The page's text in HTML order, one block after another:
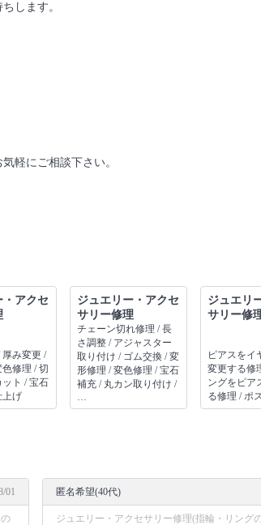
します。
軽にご相談下さい。
・アクセ
み変更 /
修理 / 切
ット / 宝石
上げ
ジュエリー・アクセ
サリー修理
チェーン切れ修理 / 長
さ調整 / アジャスター
取り付け / ゴム交換 / 変
形修理 / 変色修理 / 宝石
補充 / 丸カン取り付け /
…
ジュエリ
サリー修
ピアスをイ
変更する修
ングをピア
る修理 / ポ
01 匿名希望(40代)
ジュエリー・アクセサリー修理(指輪・リング